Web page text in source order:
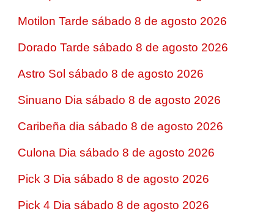
Motilon Tarde sábado 8 de agosto 2026
Dorado Tarde sábado 8 de agosto 2026
Astro Sol sábado 8 de agosto 2026
Sinuano Dia sábado 8 de agosto 2026
Caribeña dia sábado 8 de agosto 2026
Culona Dia sábado 8 de agosto 2026
Pick 3 Dia sábado 8 de agosto 2026
Pick 4 Dia sábado 8 de agosto 2026